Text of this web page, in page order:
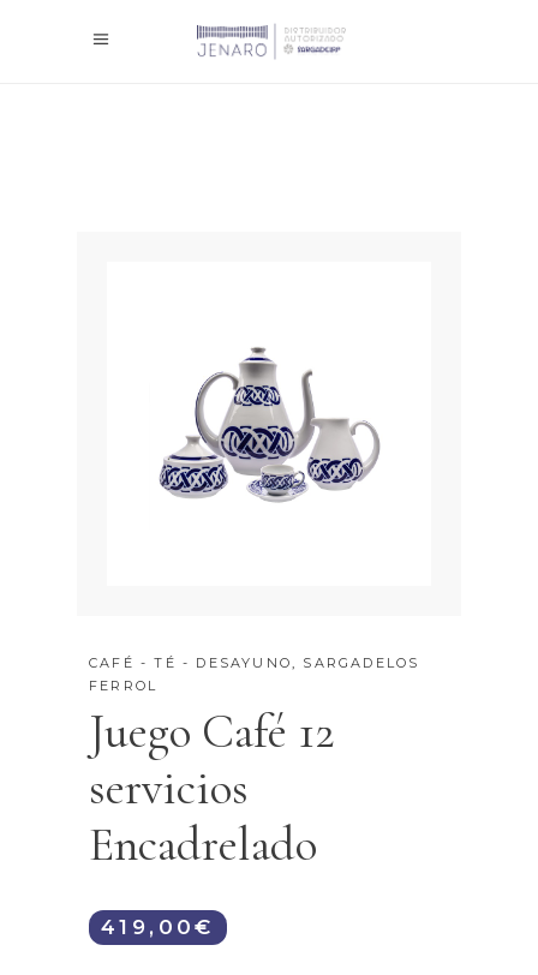
CAFÉ - TÉ - DESAYUNO, SARGADELOS
FERROL
Juego Café 12
servicios
Encadrelado
419,00€